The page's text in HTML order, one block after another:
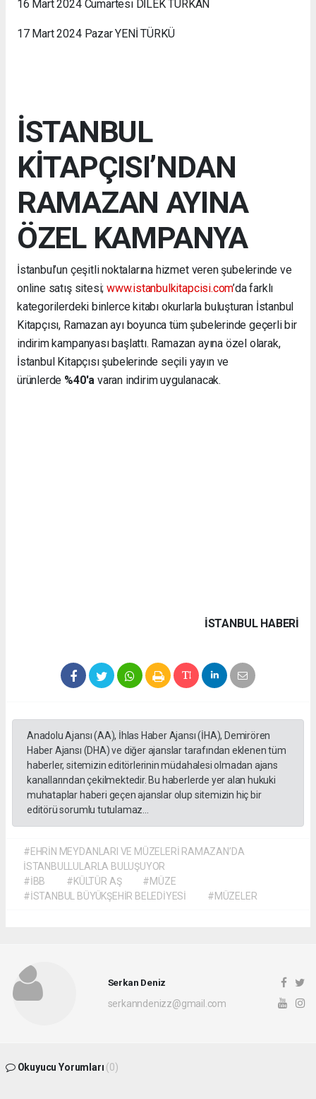
16 Mart 2024 Cumartesi DİLEK TÜRKAN
17 Mart 2024 Pazar YENİ TÜRKÜ
İSTANBUL
KİTAPÇISI’NDAN
RAMAZAN AYINA
ÖZEL KAMPANYA
İstanbul’un çeşitli noktalarına hizmet veren şubelerinde ve
online satış sitesi; www.istanbulkitapcisi.com’da farklı
kategorilerdeki binlerce kitabı okurlarla buluşturan İstanbul
Kitapçısı, Ramazan ayı boyunca tüm şubelerinde geçerli bir
indirim kampanyası başlattı. Ramazan ayına özel olarak,
İstanbul Kitapçısı şubelerinde seçili yayın ve
ürünlerde %40'a varan indirim uygulanacak.
İSTANBUL HABERİ
Anadolu Ajansı (AA), İhlas Haber Ajansı (İHA), Demirören
Haber Ajansı (DHA) ve diğer ajanslar tarafından eklenen tüm
haberler, sitemizin editörlerinin müdahalesi olmadan ajans
kanallarından çekilmektedir. Bu haberlerde yer alan hukuki
muhataplar haberi geçen ajanslar olup sitemizin hiç bir
editörü sorumlu tutulamaz...
#EHRİN MEYDANLARI VE MÜZELERİ RAMAZAN’DA
İSTANBULLULARLA BULUŞUYOR
#İBB
#KÜLTÜR AŞ
#MÜZE
#İSTANBUL BÜYÜKŞEHİR BELEDİYESİ
#MÜZELER
Serkan Deniz
serkanndenizz@gmail.com
Okuyucu Yorumları (0)